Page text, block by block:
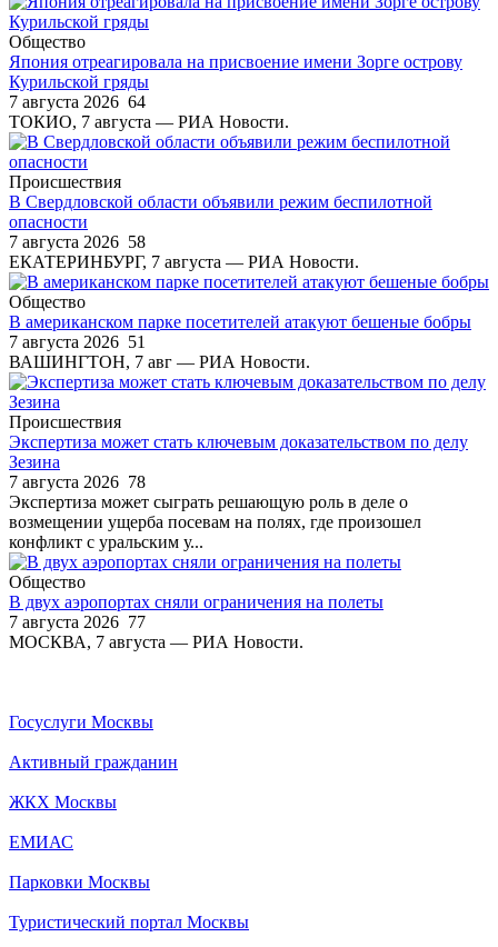
Общество
Япония отреагировала на присвоение имени Зорге острову
Курильской гряды
7 августа 2026 64
ТОКИО, 7 августа — РИА Новости.
Происшествия
В Свердловской области объявили режим беспилотной
опасности
7 августа 2026 58
ЕКАТЕРИНБУРГ, 7 августа — РИА Новости.
Общество
В американском парке посетителей атакуют бешеные бобры
7 августа 2026 51
ВАШИНГТОН, 7 авг — РИА Новости.
Происшествия
Экспертиза может стать ключевым доказательством по делу
Зезина
7 августа 2026 78
Экспертиза может сыграть решающую роль в деле о
возмещении ущерба посевам на полях, где произошел
конфликт с уральским у...
Общество
В двух аэропортах сняли ограничения на полеты
7 августа 2026 77
МОСКВА, 7 августа — РИА Новости.
Госуслуги Москвы
Активный гражданин
ЖКХ Москвы
ЕМИАС
Парковки Москвы
Туристический портал Москвы